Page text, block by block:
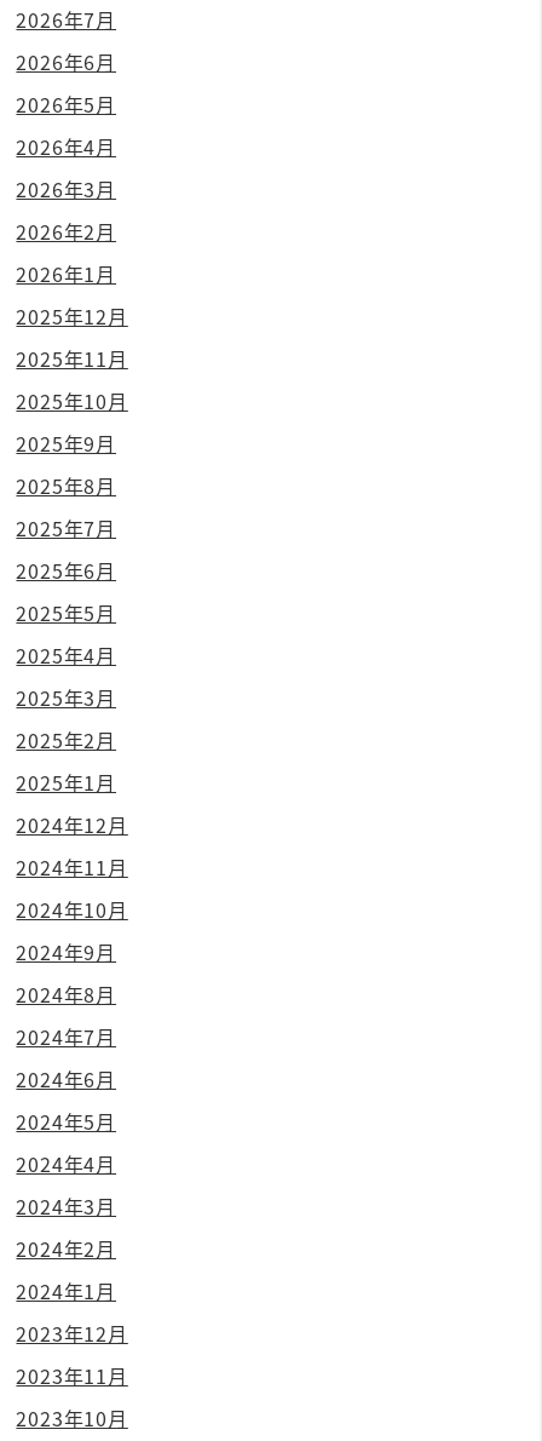
2026年7月
2026年6月
2026年5月
2026年4月
2026年3月
2026年2月
2026年1月
2025年12月
2025年11月
2025年10月
2025年9月
2025年8月
2025年7月
2025年6月
2025年5月
2025年4月
2025年3月
2025年2月
2025年1月
2024年12月
2024年11月
2024年10月
2024年9月
2024年8月
2024年7月
2024年6月
2024年5月
2024年4月
2024年3月
2024年2月
2024年1月
2023年12月
2023年11月
2023年10月